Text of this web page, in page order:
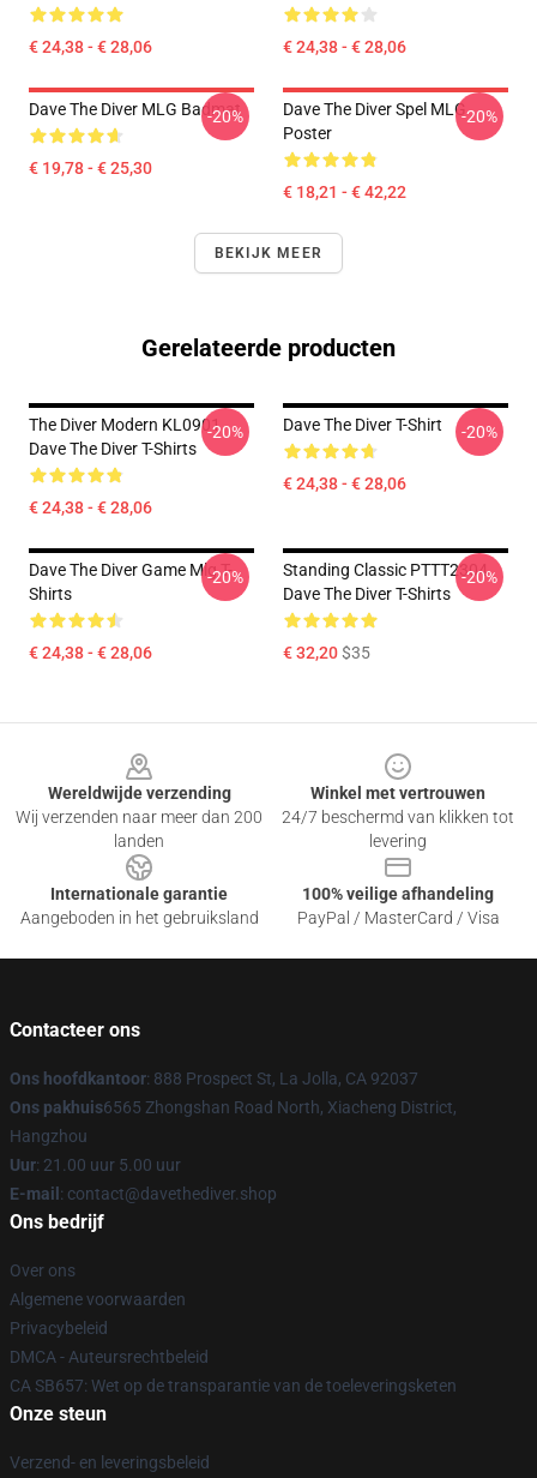
€ 24,38 - € 28,06 € 24,38 - € 28,06
Dave The Diver MLG Badmat
€ 19,78 - € 25,30
-20%
Dave The Diver Spel MLG
Poster
€ 18,21 - € 42,22
-20%
BEKIJK MEER
Gerelateerde producten
The Diver Modern KL0901
Dave The Diver T-Shirts
€ 24,38 - € 28,06
-20% Dave The Diver T-Shirt
€ 24,38 - € 28,06
-20%
Dave The Diver Game Mlg T-
Shirts
€ 24,38 - € 28,06
-20%
Standing Classic PTTT2304
Dave The Diver T-Shirts
€ 32,20$35
-20%
Wereldwijde verzending
Wij verzenden naar meer dan 200
landen
Winkel met vertrouwen
24/7 beschermd van klikken tot
levering
Internationale garantie
Aangeboden in het gebruiksland
100% veilige afhandeling
PayPal / MasterCard / Visa
Contacteer ons
Ons hoofdkantoor: 888 Prospect St, La Jolla, CA 92037
Ons pakhuis6565 Zhongshan Road North, Xiacheng District,
Hangzhou
Uur: 21.00 uur 5.00 uur
E-mail : contact@davethediver.shop
Ons bedrijf
Over ons
Algemene voorwaarden
Privacybeleid
DMCA - Auteursrechtbeleid
CA SB657: Wet op de transparantie van de toeleveringsketen
Onze steun
Verzend- en leveringsbeleid